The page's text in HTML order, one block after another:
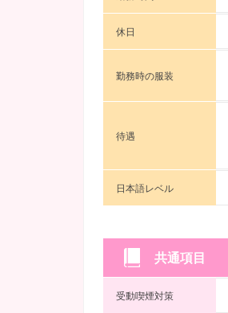
休日
勤務時の服装
待遇
日本語レベル
共通項目
受動喫煙対策